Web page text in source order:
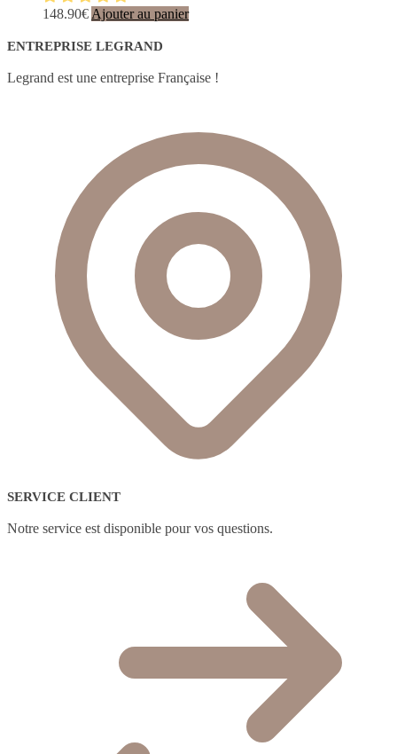
148.90€ Ajouter au panier
ENTREPRISE LEGRAND
Legrand est une entreprise Française !
SERVICE CLIENT
Notre service est disponible pour vos questions.